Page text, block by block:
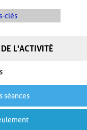
clés
L'ACTIVITÉ
séances